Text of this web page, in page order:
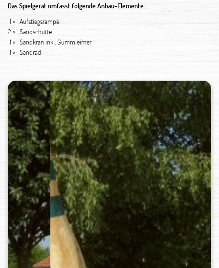
Das Spielgerät umfasst folgende Anbau-Elemente:
1 × Aufstiegsrampe
2 × Sandschütte
1 × Sandkran inkl. Gummieimer
1 × Sandrad